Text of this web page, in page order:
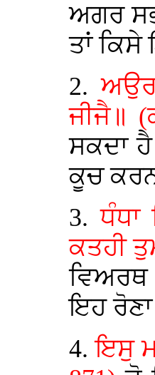
ਅਗਰ ਸਭ
ਤਾਂ
2.
ਜੀਜੈ॥
ਸਕਦਾ
ਕੂਚ
3.ਧੰਧਾ
ਕਤਹੀ
ਵਿਅਰਥ
ਇਹ ਰੋਣਾ
4.ਇਸੁ